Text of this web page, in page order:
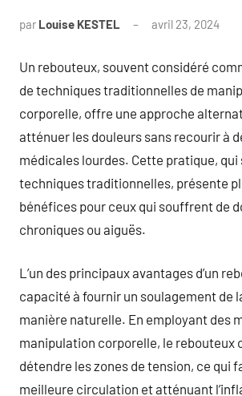
par Louise KESTEL avril 23, 2024
Un rebouteux, souvent considéré
de techniques traditionnelles de
corporelle, offre une approche
atténuer les douleurs sans recourir à
médicales lourdes. Cette pratique, qui
techniques traditionnelles, présente
bénéfices pour ceux qui souffrent de
chroniques ou aiguës.
L’un des principaux avantages d’un
capacité à fournir un soulagement de
manière naturelle. En employant des
manipulation corporelle, le rebouteux
détendre les zones de tension, ce qui
meilleure circulation et atténuant